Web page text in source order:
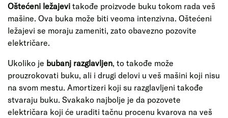
Oštećeni ležajevi takođe proizvode buku tokom rada veš
mašine. Ova buka može biti veoma intenzivna. Oštećeni
ležajevi se moraju zameniti, zato obavezno pozovite
električare.
Ukoliko je bubanj razglavljen , to takođe može
prouzrokovati buku, ali i drugi delovi u veš mašini koji nisu
na svom mestu. Amortizeri koji su razglavljeni takođe
stvaraju buku. Svakako najbolje je da pozovete
električara koji će uraditi tačnu procenu kvarova na veš